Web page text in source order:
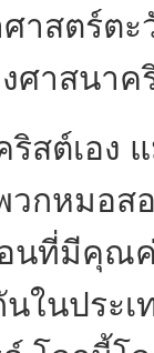
าสตร์ต
ศาสนาค
เอง แม้
วกหมอส
นที่มีคุณ
ในประเ